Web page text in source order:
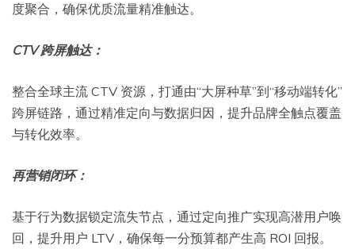
度聚合，确保优质流量精准触达。
CTV 跨屏触达：
整合全球主流 CTV 资源，打通由“大屏种草”到“移动端转化”
跨屏链路，通过精准定向与数据归因，提升品牌全触点覆盖
与转化效率。
再营销闭环：
基于行为数据锁定流失节点，通过定向推广实现高潜用户唤
回，提升用户 LTV，确保每一分预算都产生高 ROI 回报。